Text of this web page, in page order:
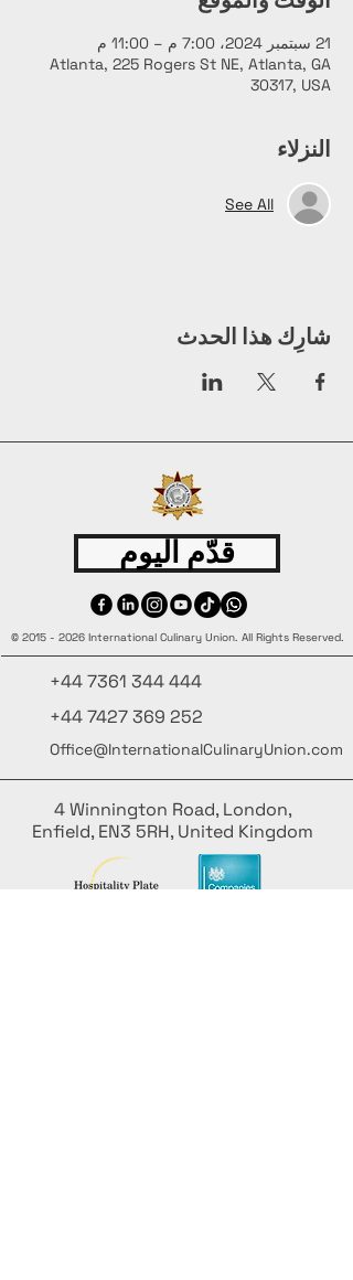
21 سبتمبر 2024، 7:00 م – 11:00 م
Atlanta, 225 Rogers St NE, Atlanta, GA
30317, USA
النزلاء
See All
شارِك هذا الحدث
قدّم اليوم
© 2015 - 2026 International Culinary Union. All Rights Reserved.
+44 7361 344 444
+44 7427 369 252
Office@InternationalCulinaryUnion.com
4 Winnington Road, London,
Enfield, EN3 5RH, United Kingdom